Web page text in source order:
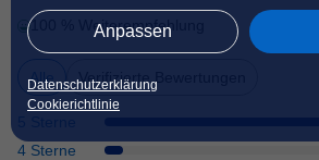
Anpassen
Datenschutzerklärung
Cookierichtlinie
100 % Weiterempfehlung
Alle Verifizierte Bewertungen
4 Sterne